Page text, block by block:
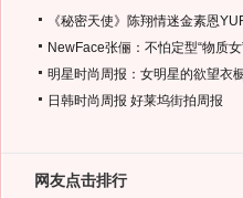
《秘密天使》陈翔情迷金素恩
NewFace张俪：不怕定型“物质女
明星时尚周报：女明星的欲望衣
日韩时尚周报 好莱坞街拍周报
网友点击排行